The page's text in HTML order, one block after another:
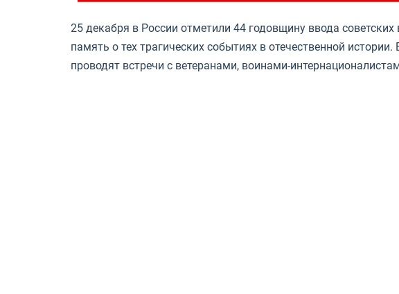
25 декабря в России отметили 44 годовщину ввода
память о тех трагических событиях в отечественной
проводят встречи с ветеранами, воинами-